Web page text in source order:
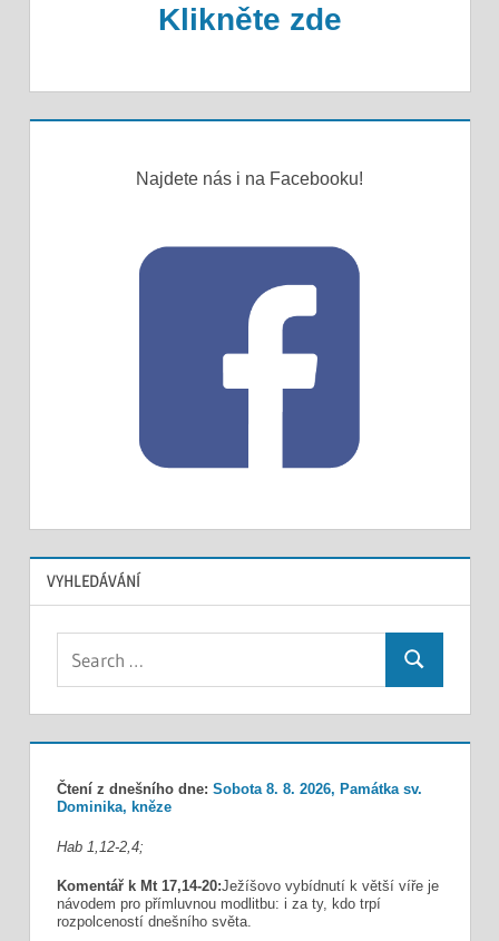
Klikněte zde
Najdete nás i na Facebooku!
VYHLEDÁVÁNÍ
Search
Čtení z dnešního dne: Sobota 8. 8. 2026, Památka sv.
Dominika, kněze
Hab 1,12-2,4;
Komentář k Mt 17,14-20:Ježíšovo vybídnutí k větší víře je
návodem pro přímluvnou modlitbu: i za ty, kdo trpí
rozpolceností dnešního světa.